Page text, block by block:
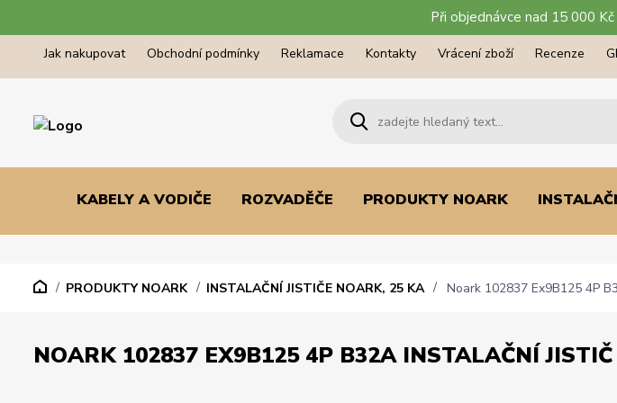
Při objednávce nad 15 000
Jak nakupovat Obchodní podmínky Reklamace Kontakty Vrácení zboží Recenze
KABELY A VODIČE ROZVADĚČE PRODUKTY NOARK
PRODUKTY NOARK INSTALAČNÍ JISTIČE NOARK, 25 KA Noark 102837 Ex9B125 4P
NOARK 102837 EX9B125 4P B32A INSTALAČNÍ